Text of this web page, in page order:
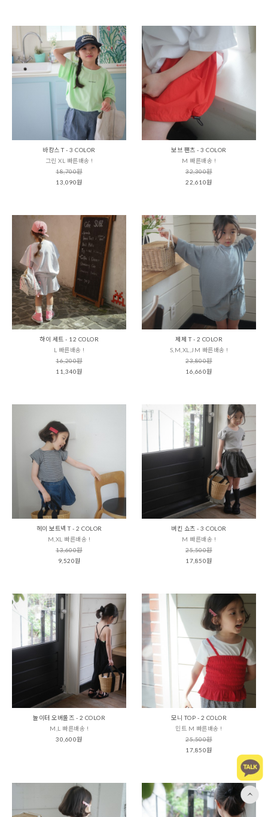
바캉스 T - 3 COLOR
그린 XL 빠른배송 !
18,700원
13,090원
보브 팬츠 - 3 COLOR
M 빠른배송 !
32,300원
22,610원
하이 세트 - 12 COLOR
L 빠른배송 !
16,200원
11,340원
제제 T - 2 COLOR
S,M,XL,JM 빠른배송 !
23,800원
16,660원
헤이 보트넥 T - 2 COLOR
M,XL 빠른배송 !
13,600원
9,520원
버킨 쇼츠 - 3 COLOR
M 빠른배송 !
25,500원
17,850원
놀이터 오버롤즈 - 2 COLOR
M,L 빠른배송 !
30,600원
모니 TOP - 2 COLOR
민트 M 빠른배송 !
25,500원
17,850원